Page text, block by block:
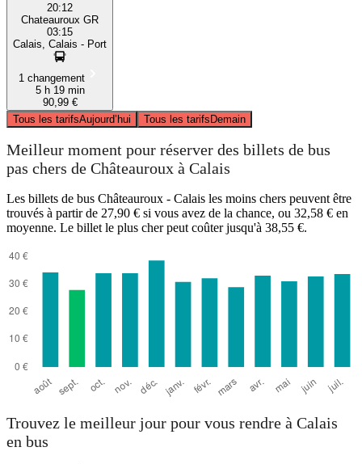
20:12
Chateauroux GR
03:15
Calais, Calais - Port
1 changement
5 h 19 min
90,99 €
Tous les tarifsAujourd’hui Tous les tarifsDemain
Meilleur moment pour réserver des billets de bus
pas chers de Châteauroux à Calais
Les billets de bus Châteauroux - Calais les moins chers peuvent être
trouvés à partir de 27,90 € si vous avez de la chance, ou 32,58 € en
moyenne. Le billet le plus cher peut coûter jusqu'à 38,55 €.
Trouvez le meilleur jour pour vous rendre à Calais
en bus